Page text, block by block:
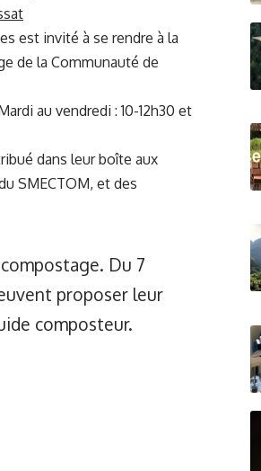
est invité à se rendre à la
de la Communauté de
au vendredi : 10-12h30 et
dans leur boîte aux
SMECTOM, et des
compostage. Du 7
proposer leur
composteur.